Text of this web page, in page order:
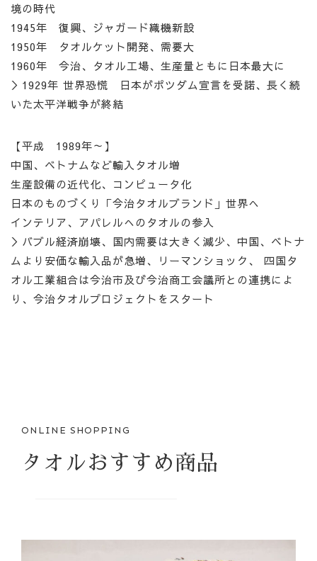
境の時代
1945年 復興、ジャガード織機新設
1950年 タオルケット開発、需要大
1960年 今治、タオル工場、生産量ともに日本最大に
＞1929年 世界恐慌 日本がポツダム宣言を受諾、長く続
いた太平洋戦争が終結
【平成 1989年～】
中国、ベトナムなど輸入タオル増
生産設備の近代化、コンピュータ化
日本のものづくり「今治タオルブランド」世界へ
インテリア、アパレルへのタオルの参入
＞バブル経済崩壊、国内需要は大きく減少、中国、ベトナ
ムより安価な輸入品が急増、リーマンショック、 四国タ
オル工業組合は今治市及び今治商工会議所との連携によ
り、今治タオルプロジェクトをスタート
ONLINE SHOPPING
タオルおすすめ商品